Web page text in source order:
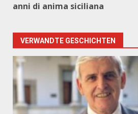
anni di anima siciliana
VERWANDTE GESCHICHTEN